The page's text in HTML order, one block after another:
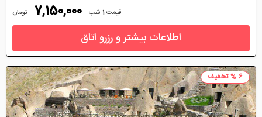
قیمت 1 شب 7,150,000 تومان
اطلاعات بیشتر و رزرو اتاق
6 % تخفیف